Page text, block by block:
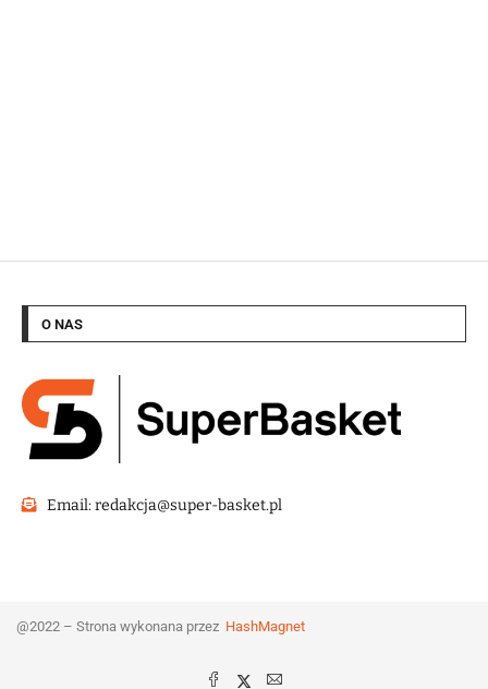
O NAS
Email: redakcja@super-basket.pl
@2022 – Strona wykonana przez HashMagnet